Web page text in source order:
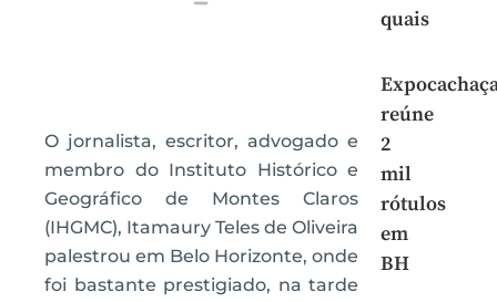
O jornalista, escritor, advogado e
membro do Instituto Histórico e
Geográfico de Montes Claros
(IHGMC), Itamaury Teles de Oliveira
palestrou em Belo Horizonte, onde
foi bastante prestigiado, na tarde
quais
reúne
2
mil
rótulos
em
BH